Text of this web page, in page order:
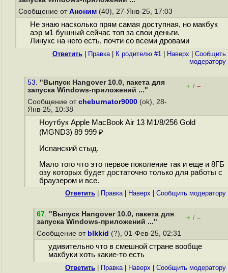
Сообщение от Аноним (40), 27-Янв-25, 17:03
Не знаю насколько прям самая доступная, но макбук
аэр м1 бушный сейчас топ за свои деньги.
Линукс на него есть, почти со всеми дровами
Ответить Правка| К родителю #1 Наверх
Cообщить
модератору
53. "Выпуск Hangover 10.0, пакета для
запуска Windows-приложений ..."
+ / –
Сообщение от cheburnator9000 (ok), 28-
Янв-25, 10:38
Ноутбук Apple MacBook Air 13 M1/8/256 Gold
(MGND3) 89 999 ₽
Испанский стыд.
Мало того что это первое поколение так и еще и 8ГБ
озу которых будет достаточно только для работы с
браузером и все.
Ответить Правка| Наверх Cообщить модератору
67. "Выпуск Hangover 10.0, пакета для
запуска Windows-приложений ..."
+ / –
Сообщение от blkkid (?), 01-Фев-25, 02:31
удивительно что в смешной стране вообще
макбуки хоть какие-то есть
Ответить Правка| Наверх Cообщить модератору